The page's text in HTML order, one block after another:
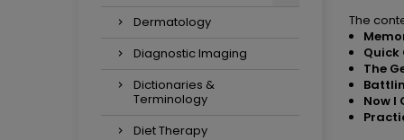
Dermatology
Diagnostic Imaging
Dictionaries &
Terminology
Diet Therapy
The
Quick
The
Now I